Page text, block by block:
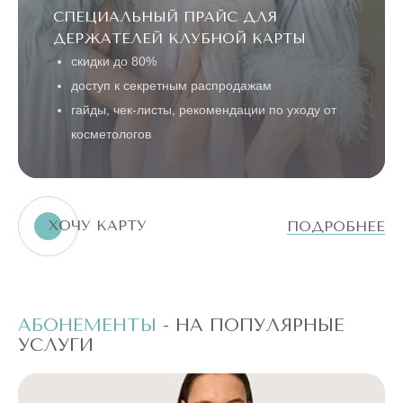
СПЕЦИАЛЬНЫЙ ПРАЙС ДЛЯ
ДЕРЖАТЕЛЕЙ КЛУБНОЙ КАРТЫ
скидки до 80%
доступ к секретным распродажам
гайды, чек-листы, рекомендации по уходу от
косметологов
ХОЧУ КАРТУ ПОДРОБНЕЕ
АБОНЕМЕНТЫ - НА ПОПУЛЯРНЫЕ
УСЛУГИ